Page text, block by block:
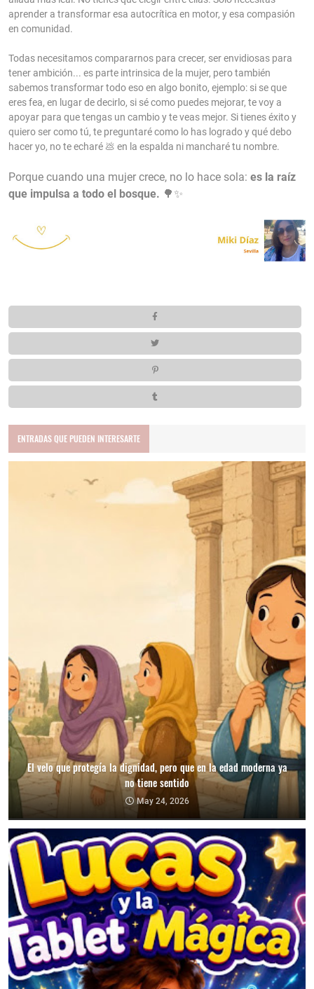
aprender a transformar esa autocrítica en motor, y esa compasión
en comunidad.
Todas necesitamos compararnos para crecer, ser envidiosas para
tener ambición... es parte intrinsica de la mujer, pero también
sabemos transformar todo eso en algo bonito, ejemplo: si se que
eres fea, en lugar de decirlo, si sé como puedes mejorar, te voy a
apoyar para que tengas un cambio y te veas mejor. Si tienes éxito y
quiero ser como tú, te preguntaré como lo has logrado y qué debo
hacer yo, no te echaré 💩 en la espalda ni mancharé tu nombre.
Porque cuando una mujer crece, no lo hace sola: es la raíz
que impulsa a todo el bosque. 🌳✨
ENTRADAS QUE PUEDEN INTERESARTE
El velo que protegía la dignidad, pero que en la edad moderna ya
no tiene sentido
May 24, 2026